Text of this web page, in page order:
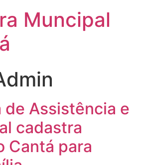
Muncipal
de Assistência e
cadastra
Cantá para